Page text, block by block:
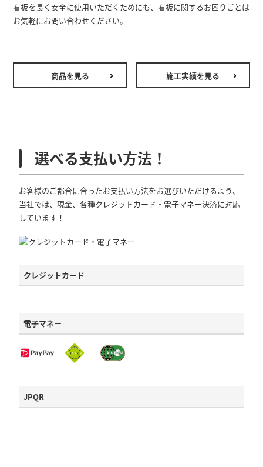
看板を長く安全に使用いただくためにも、看板に関するお困りごとは
お気軽にお問い合わせください。
商品を見る 施工実績を見る
選べる支払い方法！
お客様のご都合に合ったお支払い方法をお選びいただけるよう、
当社では、現金、各種クレジットカード・電子マネー決済に対応
しています！
クレジットカード
電子マネー
JPQR